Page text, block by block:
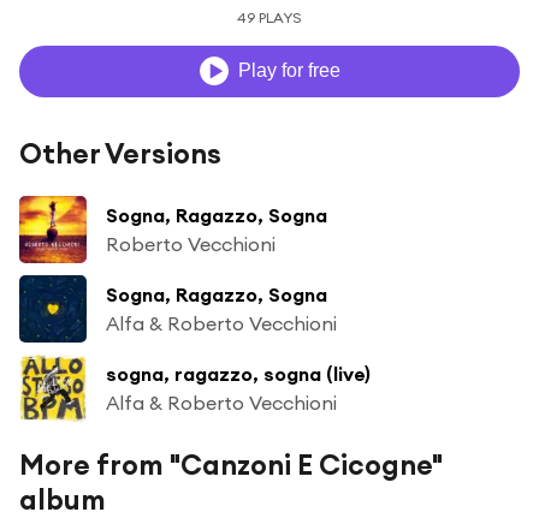
49 PLAYS
Play for free
Other Versions
Sogna, Ragazzo, Sogna
Roberto Vecchioni
Sogna, Ragazzo, Sogna
Alfa & Roberto Vecchioni
sogna, ragazzo, sogna (live)
Alfa & Roberto Vecchioni
More from "Canzoni E Cicogne"
album